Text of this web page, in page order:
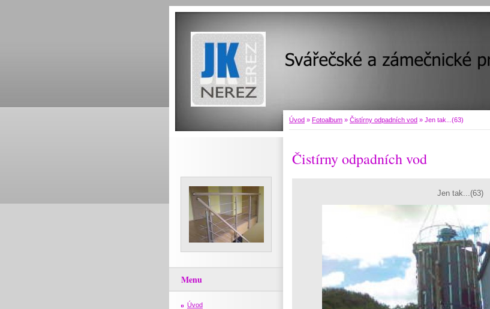
Úvod » Fotoalbum » Čistírny odpadních vod » Jen tak...(63)
Čistírny odpadních vod
Jen tak...(63)
Menu
Úvod